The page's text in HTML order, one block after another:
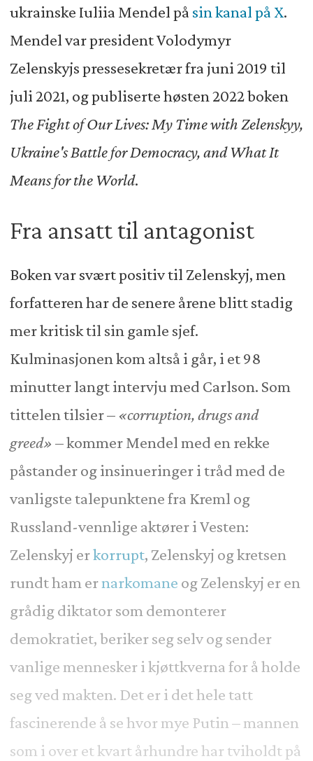
ukrainske Iuliia Mendel på sin kanal på X.
Mendel var president Volodymyr
Zelenskyjs pressesekretær fra juni 2019 til
juli 2021, og publiserte høsten 2022 boken
The Fight of Our Lives: My Time with Zelenskyy,
Ukraine's Battle for Democracy, and What It
Means for the World.
Fra ansatt til antagonist
Boken var svært positiv til Zelenskyj, men
forfatteren har de senere årene blitt stadig
mer kritisk til sin gamle sjef.
Kulminasjonen kom altså i går, i et 98
minutter langt intervju med Carlson. Som
tittelen tilsier – «corruption, drugs and
greed» – kommer Mendel med en rekke
påstander og insinueringer i tråd med de
vanligste talepunktene fra Kreml og
Russland-vennlige aktører i Vesten:
Zelenskyj erkorrupt, Zelenskyj og kretsen
rundt ham ernarkomane og Zelenskyj er en
grådig diktator som demonterer
demokratiet, beriker seg selv og sender
vanlige mennesker i kjøttkverna for å holde
seg ved makten. Det er i det hele tatt
fascinerende å se hvor mye Putin – mannen
som i over et kvart århundre har tviholdt på